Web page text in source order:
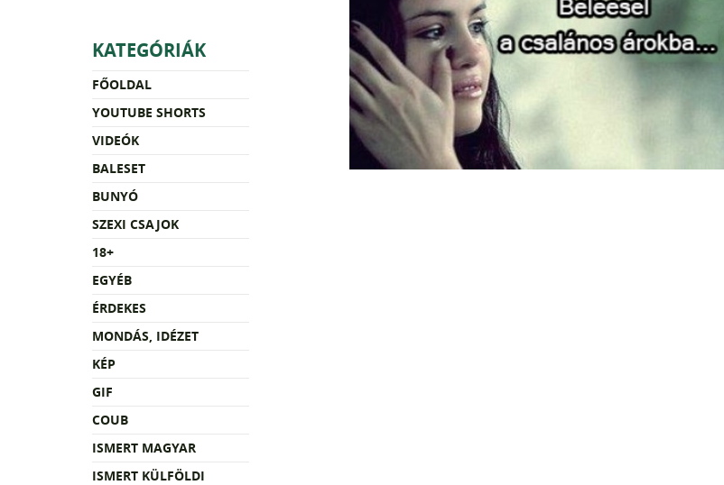
KATEGÓRIÁK
FŐOLDAL
YOUTUBE SHORTS
VIDEÓK
BALESET
BUNYÓ
SZEXI CSAJOK
18+
EGYÉB
ÉRDEKES
MONDÁS, IDÉZET
KÉP
GIF
COUB
ISMERT MAGYAR
ISMERT KÜLFÖLDI